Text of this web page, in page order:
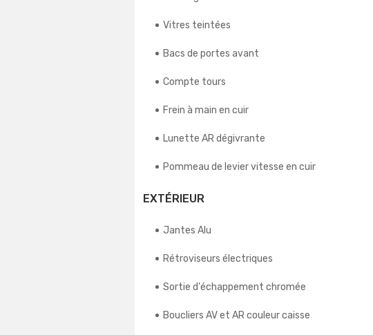
Vitres teintées
Bacs de portes avant
Compte tours
Frein à main en cuir
Lunette AR dégivrante
Pommeau de levier vitesse en cuir
EXTÉRIEUR
Jantes Alu
Rétroviseurs électriques
Sortie d'échappement chromée
Boucliers AV et AR couleur caisse